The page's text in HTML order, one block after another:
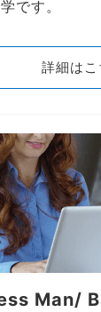
です。
詳細はこ
Man/